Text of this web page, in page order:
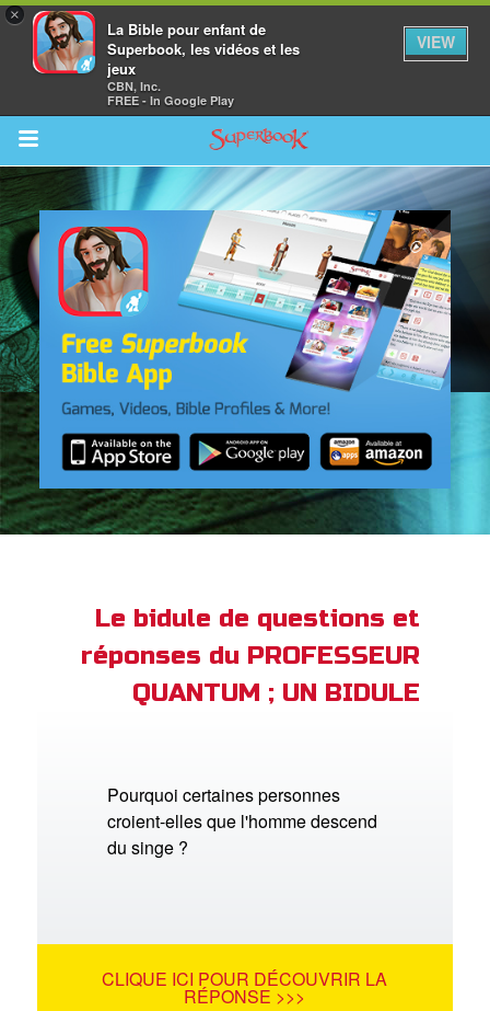
×
La Bible pour enfant de
Superbook, les vidéos et les
jeux
CBN, Inc.
FREE - In Google Play
VIEW
Return to Content
Le bidule de questions et
réponses du PROFESSEUR
QUANTUM ; UN BIDULE
Pourquoi certaines personnes
croient-elles que l'homme descend
du singe ?
CLIQUE ICI POUR DÉCOUVRIR LA
RÉPONSE >>>